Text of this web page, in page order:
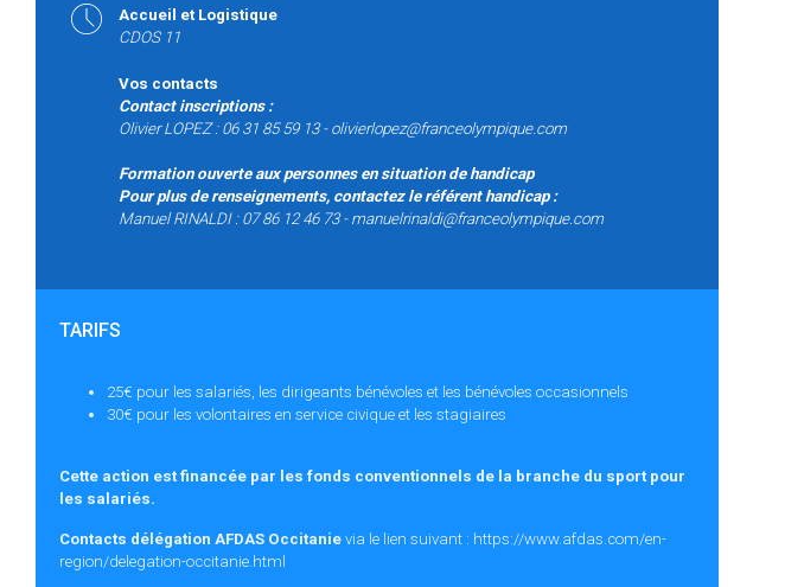
Accueil et Logistique
CDOS 11
Vos contacts
Contact inscriptions :
Olivier LOPEZ : 06 31 85 59 13 - olivierlopez@franceolympique.com
Formation ouverte aux personnes en situation de handicap
Pour plus de renseignements, contactez le référent handicap :
Manuel RINALDI : 07 86 12 46 73 - manuelrinaldi@franceolympique.com
TARIFS
25€ pour les salariés, les dirigeants bénévoles et les bénévoles occasionnels
30€ pour les volontaires en service civique et les stagiaires
Cette action est financée par les fonds conventionnels de la branche du sport pour
les salariés.
Contacts délégation AFDAS Occitanie via le lien suivant : https://www.afdas.com/en-
region/delegation-occitanie.html